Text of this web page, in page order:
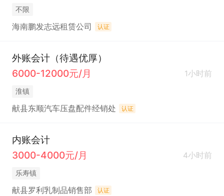
不限
海南鹏发志远租赁公司 认证
外账会计（待遇优厚）
6000-12000元/月
1小时前
淮镇
献县东顺汽车压盘配件经销处 认证
内账会计
3000-4000元/月
4小时前
乐寿镇
献县罗利乳制品销售部 认证